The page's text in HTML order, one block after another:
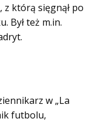
z którą sięgnął po
Był też m.in.
w „La
futbolu,